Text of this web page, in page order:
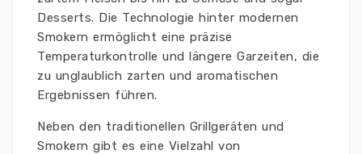
Desserts. Die Technologie hinter modernen
Smokern ermöglicht eine präzise
Temperaturkontrolle und längere Garzeiten, die
zu unglaublich zarten und aromatischen
Ergebnissen führen.
Neben den traditionellen Grillgeräten und
Smokern gibt es eine Vielzahl von